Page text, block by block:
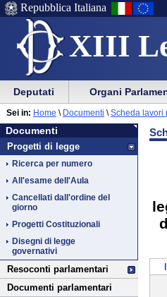
XIII
Menu
di
ausilio
alla
navigazione
Vai
Menu
di
navigazione
principale
Repubblica Italiana
Menu
di
navigazione
principale
Vai
menu
di
sezione
Deputati Organi
Documenti
Vai
al
contenuto
Documenti
Progetti di legge
Ricerca per numero
All'esame dell'Aula
Cancellati dall'ordine del
giorno
Progetti Costituzionali
Disegni di legge
governativi
Resoconti parlamentari
Documenti parlamentari
Sei in: Home \ Documenti \ Scheda lavori